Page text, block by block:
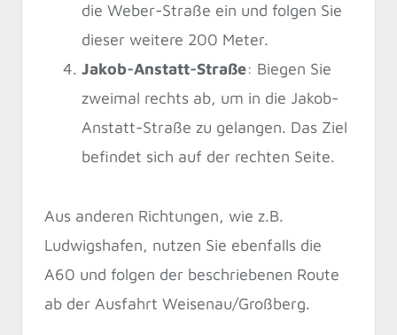
die Weber-Straße ein und folgen Sie
dieser weitere 200 Meter.
Jakob-Anstatt-Straße: Biegen Sie
zweimal rechts ab, um in die Jakob-
Anstatt-Straße zu gelangen. Das Ziel
befindet sich auf der rechten Seite.
Aus anderen Richtungen, wie z.B.
Ludwigshafen, nutzen Sie ebenfalls die
A60 und folgen der beschriebenen Route
ab der Ausfahrt Weisenau/Großberg.